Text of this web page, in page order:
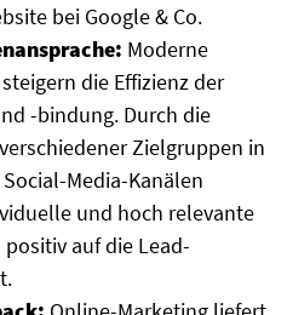
bei Google & Co.
Moderne
die Effizienz der
-bindung. Durch die
Zielgruppen in
Media-Kanälen
und hoch relevante
auf die Lead-